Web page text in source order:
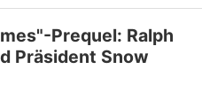
Prequel: Ralph
Präsident Snow